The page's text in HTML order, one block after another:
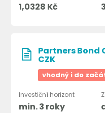
1,0328 Kč
Partners Bond
CZK
vhodný i do
Investiční horizont
min. 3 roky